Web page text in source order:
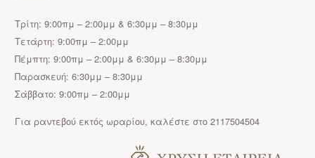
Τρίτη: 9:00πμ – 2:00μμ & 6:30μμ – 8:30μμ
Τετάρτη: 9:00πμ – 2:00μμ
Πέμπτη: 9:00πμ – 2:00μμ & 6:30μμ – 8:30μμ
Παρασκευή: 6:30μμ – 8:30μμ
Σάββατο: 9:00πμ – 2:00μμ
Για ραντεβού εκτός ωραρίου, καλέστε στο 2117504504